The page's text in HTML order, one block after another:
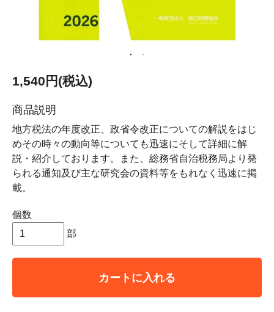
1,540円(税込)
商品説明
地方税法の年度改正、政省令改正についての解説をはじ
めその時々の動向等についても迅速にそして詳細に解
説・紹介しております。また、総務省自治税務局より発
られる通知及び主な研究会の資料等をもれなく迅速に掲
載。
個数
部
カートに入れる